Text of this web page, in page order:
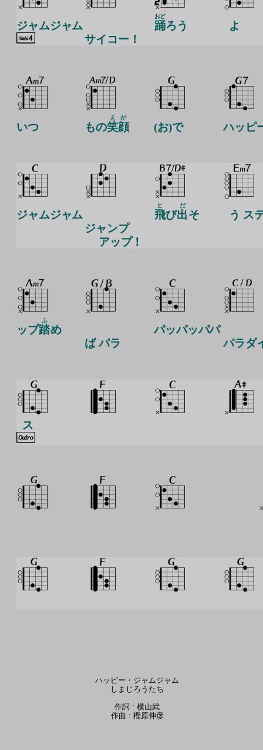
ジャムジャム
サイコー！
踊
おど
ろう よ
いつ もの笑顔
えが
(お)で ハッピ
ジャムジャム
ジャンプ
アップ！
飛
と
び出
だ
そ う ス
ップ踏
ふ
め
ば パラ
パッパッパパ
パラダ
ス
ハッピー・ジャムジャム
しまじろうたち
作詞 : 横山武
作曲 : 樫原伸彦